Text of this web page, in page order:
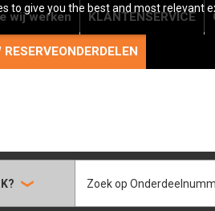
to give you the best and most relevant
wij werken KLANTENSERVICE